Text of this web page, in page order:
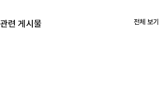
관련 게시물 전체 보기